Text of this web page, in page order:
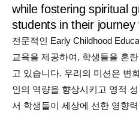
while fostering spiritual
students in their
전문적인 Early Childhood
교육을 제공하여, 학생들을 혼
고 있습니다. 우리의 미션은 변
인의 역량을 향상시키고 영적
서 학생들이 세상에 선한 영향